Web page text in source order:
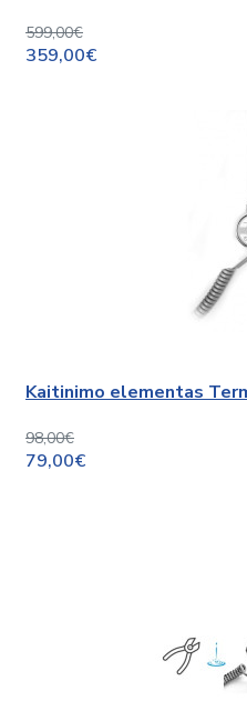
599,00€
359,00€
Kaitinimo elementas
98,00€
79,00€